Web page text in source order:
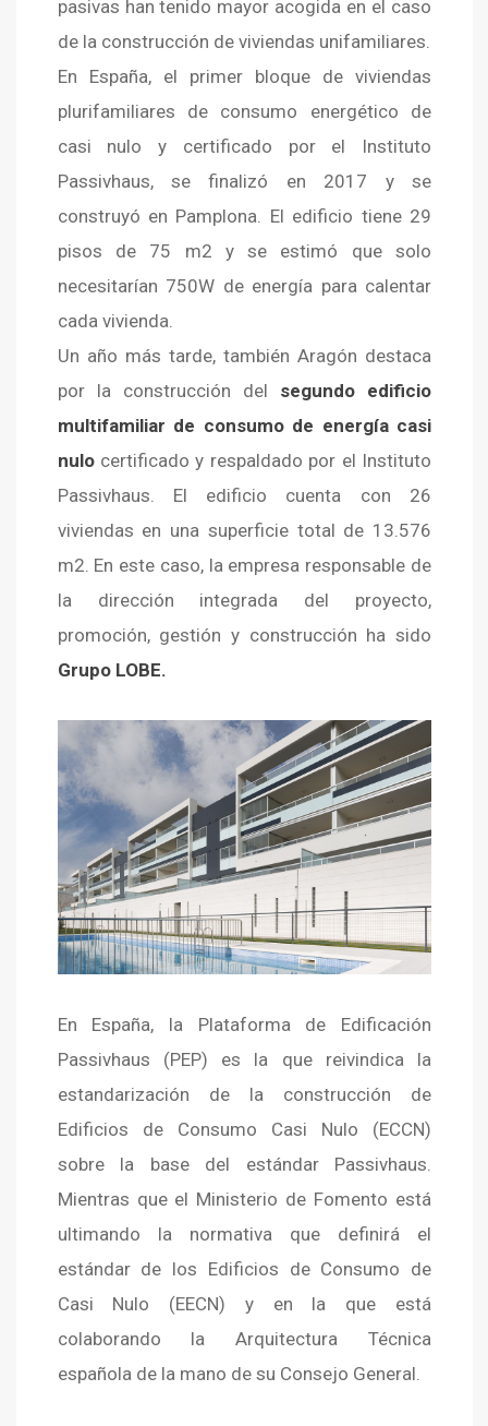
pasivas han tenido mayor acogida en el caso
de la construcción de viviendas unifamiliares.
En España, el primer bloque de viviendas
plurifamiliares de consumo energético de
casi nulo y certificado por el Instituto
Passivhaus, se finalizó en 2017 y se
construyó en Pamplona. El edificio tiene 29
pisos de 75 m2 y se estimó que solo
necesitarían 750W de energía para calentar
cada vivienda.
Un año más tarde, también Aragón destaca
por la construcción del segundo edificio
multifamiliar de consumo de energía casi
nulocertificado y respaldado por el Instituto
Passivhaus. El edificio cuenta con 26
viviendas en una superficie total de 13.576
m2. En este caso, la empresa responsable de
la dirección integrada del proyecto,
promoción, gestión y construcción ha sido
Grupo LOBE.
En España, la Plataforma de Edificación
Passivhaus (PEP) es la que reivindica la
estandarización de la construcción de
Edificios de Consumo Casi Nulo (ECCN)
sobre la base del estándar Passivhaus.
Mientras que el Ministerio de Fomento está
ultimando la normativa que definirá el
estándar de los Edificios de Consumo de
Casi Nulo (EECN) y en la que está
colaborando la Arquitectura Técnica
española de la mano de su Consejo General.